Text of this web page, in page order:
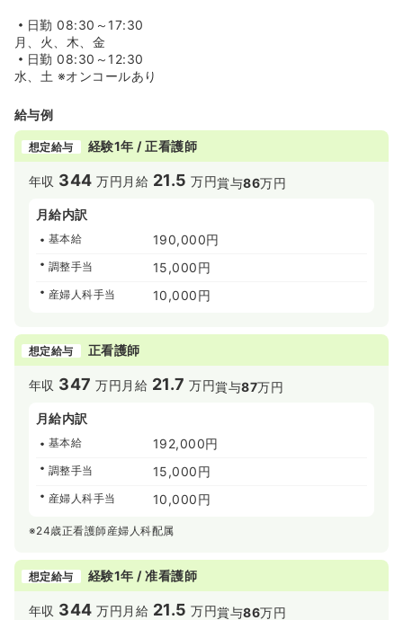
日勤 08:30～17:30
月、火、木、金
日勤 08:30～12:30
水、土 ※オンコールあり
給与例
想定給与 経験1年 / 正看護師
年収 344 万円 月給 21.5 万円賞与86万円
月給内訳
基本給 190,000円
調整手当 15,000円
産婦人科手当 10,000円
想定給与 正看護師
年収 347 万円 月給 21.7 万円賞与87万円
月給内訳
基本給 192,000円
調整手当 15,000円
産婦人科手当 10,000円
※24歳正看護師産婦人科配属
想定給与 経験1年 / 准看護師
年収 344 万円 月給 21.5 万円賞与86万円